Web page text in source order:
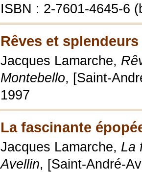
ISBN : 2-7601-4645-6
Rêves et
Jacques Lamarche,
Montebello, [Saint-
1997
La fascinante
Jacques Lamarche, La
Avellin, [Saint-André-